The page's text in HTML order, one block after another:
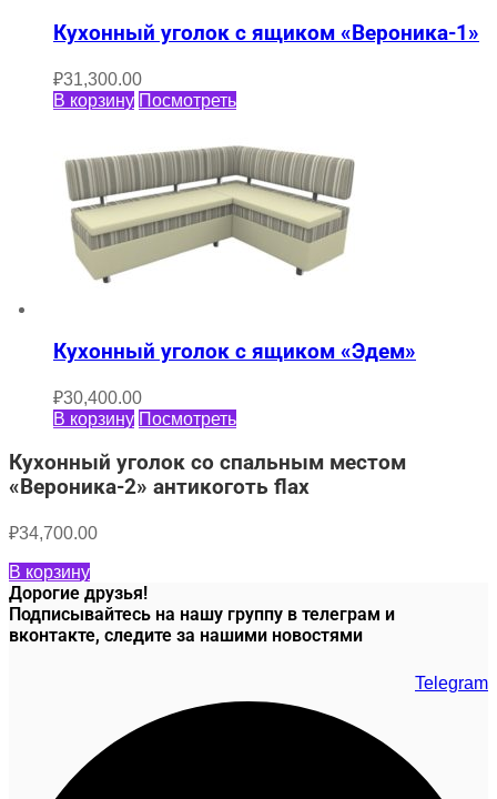
Кухонный уголок с ящиком «Вероника-1»
₽31,300.00
В корзину Посмотреть
Кухонный уголок с ящиком «Эдем»
₽30,400.00
В корзину Посмотреть
Кухонный уголок со спальным местом
«Вероника-2» антикоготь flax
₽34,700.00
В корзину
Дорогие друзья!
Подписывайтесь на нашу группу в телеграм и
вконтакте, следите за нашими новостями
Telegram